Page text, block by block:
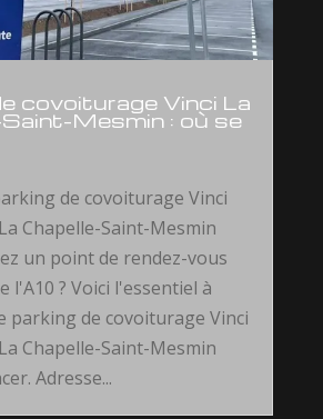
covoiturage Vinci La
Mesmin : où se
de covoiturage Vinci
Chapelle-Saint-Mesmin
un point de rendez-vous
l'A10 ? Voici l'essentiel à
parking de covoiturage Vinci
Chapelle-Saint-Mesmin
Adresse...